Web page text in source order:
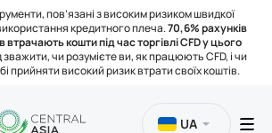
пов’язані з високим ризиком швидкої
кредитного плеча.70,6% рахунків
втрачають кошти під час торгівлі CFD у цього
зважити, чи розумієте ви, як працюють CFD, і чи
прийняти високий ризик втрати своїх коштів.
UA